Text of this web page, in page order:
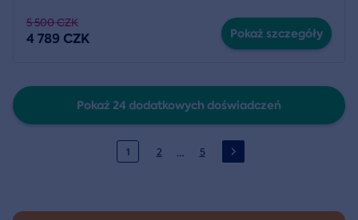
5 500 CZK
4 789 CZK Pokaż szczegóły
Pokaż 24 dodatkowych doświadczeń
1 2 … 5